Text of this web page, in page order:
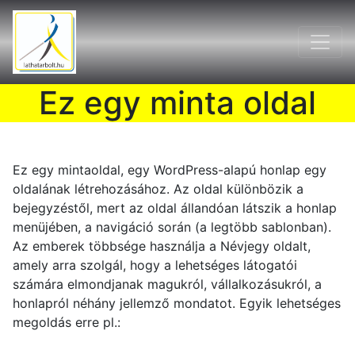
Ez egy minta oldal
Ez egy mintaoldal, egy WordPress-alapú honlap egy
oldalának létrehozásához. Az oldal különbözik a
bejegyzéstől, mert az oldal állandóan látszik a honlap
menüjében, a navigáció során (a legtöbb sablonban).
Az emberek többsége használja a Névjegy oldalt,
amely arra szolgál, hogy a lehetséges látogatói
számára elmondjanak magukról, vállalkozásukról, a
honlapról néhány jellemző mondatot. Egyik lehetséges
megoldás erre pl.: